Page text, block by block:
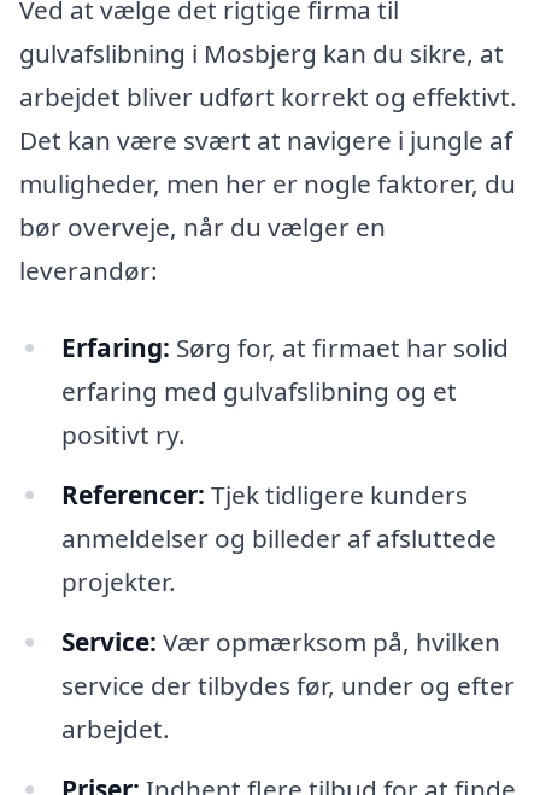
Ved at vælge det rigtige firma til
gulvafslibning i Mosbjerg kan du sikre, at
arbejdet bliver udført korrekt og effektivt.
Det kan være svært at navigere i jungle af
muligheder, men her er nogle faktorer, du
bør overveje, når du vælger en
leverandør:
Erfaring: Sørg for, at firmaet har solid
erfaring med gulvafslibning og et
positivt ry.
Referencer: Tjek tidligere kunders
anmeldelser og billeder af afsluttede
projekter.
Service: Vær opmærksom på, hvilken
service der tilbydes før, under og efter
arbejdet.